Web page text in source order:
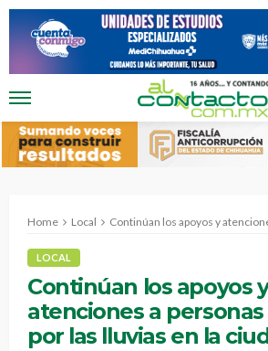
Home Local Continúan los apoyos y atenciones a personas
LOCAL
Continúan los apoyos y
atenciones a
por las lluvias en la